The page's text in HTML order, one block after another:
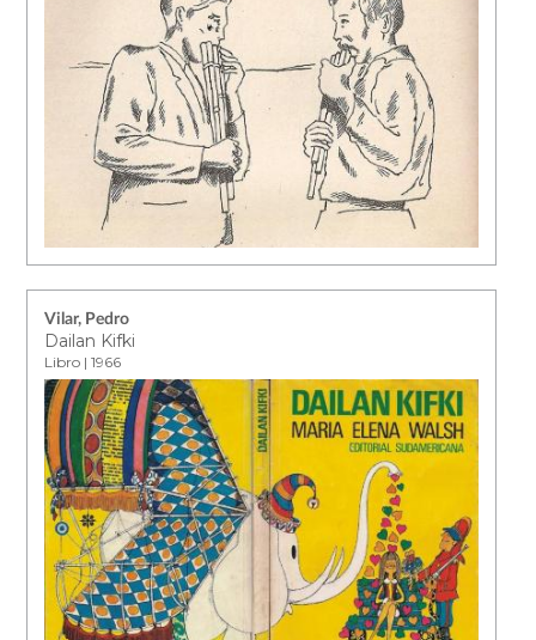
Vilar, Pedro
Dailan Kifki
Libro | 1966